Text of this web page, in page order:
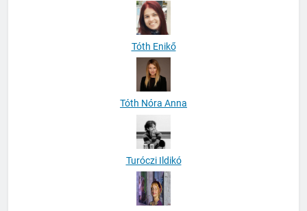
Tóth Enikő
Tóth Nóra Anna
Turóczi Ildikó